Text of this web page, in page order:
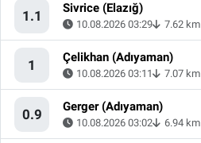
1.1 Sivrice (Elazığ)
10.08.2026 03:29 7.62 km
1 Çelikhan (Adıyaman)
10.08.2026 03:11 7.07 km
0.9 Gerger (Adıyaman)
10.08.2026 03:02 6.94 km